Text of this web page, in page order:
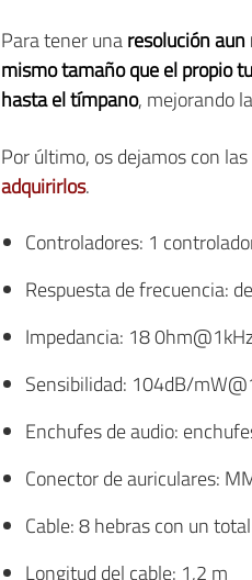
Para tener unaresolución
mismo tamaño que el propio
hasta el tímpano, mejorando
Por último, os dejamos con las
adquirirlos.
Controladores: 1
Respuesta de frecuencia:
Impedancia: 18
Sensibilidad: 104dB/
Enchufes de audio:
Conector de auriculares:
Cable: 8 hebras con un
Longitud del cable: 1,2 m